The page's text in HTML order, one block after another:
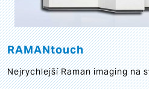
RAMANtouch
Nejrychlejší Raman imaging na